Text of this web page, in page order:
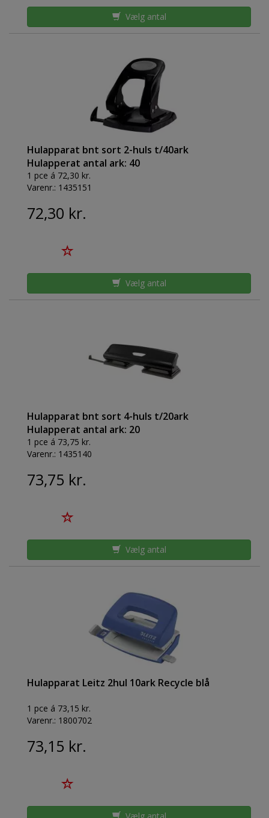
Vælg antal
Hulapparat bnt sort 2-huls t/40ark
Hulapperat antal ark: 40
1 pce á 72,30 kr.
Varenr.: 1435151
72,30 kr.
Vælg antal
Hulapparat bnt sort 4-huls t/20ark
Hulapperat antal ark: 20
1 pce á 73,75 kr.
Varenr.: 1435140
73,75 kr.
Vælg antal
Hulapparat Leitz 2hul 10ark Recycle blå
1 pce á 73,15 kr.
Varenr.: 1800702
73,15 kr.